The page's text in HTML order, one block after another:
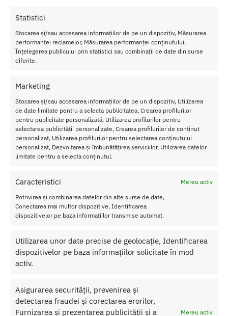
Statistici
Stocarea și/sau accesarea informațiilor de pe un dispozitiv, Măsurarea
performanței reclamelor, Măsurarea performanței conținutului,
Înțelegerea publicului prin statistici sau combinații de date din surse
diferite.
Marketing
Stocarea și/sau accesarea informațiilor de pe un dispozitiv, Utilizarea
de date limitate pentru a selecta publicitatea, Crearea profilurilor
pentru publicitate personalizată, Utilizarea profilurilor pentru
selectarea publicității personalizate, Crearea profilurilor de conținut
personalizat, Utilizarea profilurilor pentru selectarea conținutului
personalizat, Dezvoltarea și îmbunătățirea serviciilor, Utilizarea datelor
limitate pentru a selecta conținutul.
Caracteristici
Mereu activ
Potrivirea și combinarea datelor din alte surse de date,
Conectarea mai multor dispozitive, Identificarea
dispozitivelor pe baza informațiilor transmise automat.
Utilizarea unor date precise de geolocație, Identificarea
dispozitivelor pe baza informațiilor solicitate în mod
activ.
Asigurarea securității, prevenirea și
detectarea fraudei și corectarea erorilor,
Furnizarea și prezentarea publicității și a
Mereu activ
ter
nic
dar
en
il puteti folosi oriunde fara a iesi in evidenta.
Vibratiile si valurile expansive pe care le produce sunt fine dar
foarte satisfacatoare, iar multumita formei sale ergonomice si
dumneavoastra preferata in timp foarte scurt.
La fel ca intotdeauna, jucariile Satisfyer
sunt sumersibile, oferind
senzatii complet diferite, si reincarcabile prin USB, astfel incat sa
CaracteristiciStimulator Satisfyer Luxury Pret-a-Porter
Reincarcabil